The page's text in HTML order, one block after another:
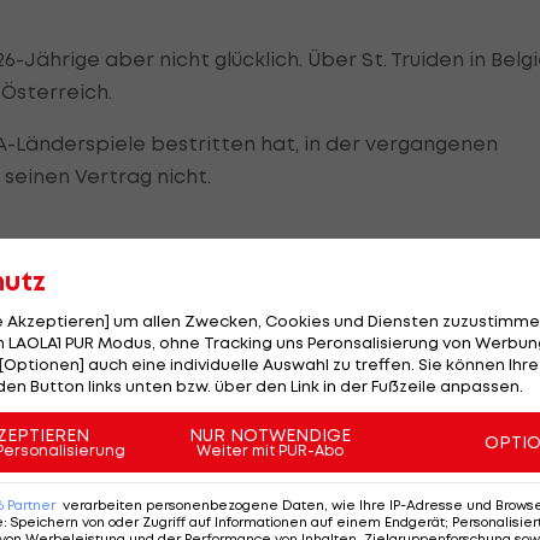
Jährige aber nicht glücklich. Über St. Truiden in
Länderspiele bestritten hat, in der vergangenen
Vertrag nicht.
Akademie ablösefrei zu den Violetten, bei denen
Saison unterschreibt.
Jahre inDeutschlandund Belgien waren lehrreich
jetzt, dass ich wieder bei der Austria bin.“
einigen unschönen „Nebengeräuschen“ begleitet
Akzeptieren] um allen Zwecken, Cookies und Diensten
PUR Modus, ohne Tracking uns Peronsalisierung von
auch eine individuelle Auswahl zu treffen. Sie können
Button links unten bzw. über den Link in der Fußzeile anpassen.
NUR NOTWENDIGE
Weiter mit PUR-Abo
Partner verarbeiten personenbezogene Daten, wie Ihre IP-Adresse und
: Speichern von oder Zugriff auf Informationen auf einem Endgerät;